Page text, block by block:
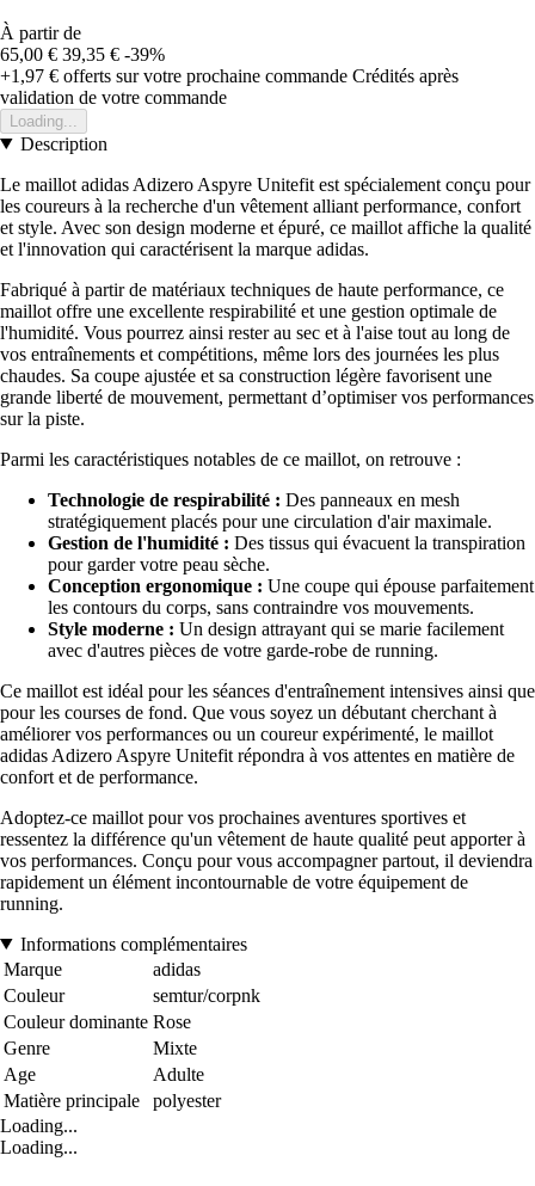
À partir de
65,00 € 39,35 € -39%
+1,97 € offerts sur votre prochaine commande Crédités après
validation de votre commande
Loading...
Description
Le maillot adidas Adizero Aspyre Unitefit est spécialement conçu pour
les coureurs à la recherche d'un vêtement alliant performance, confort
et style. Avec son design moderne et épuré, ce maillot affiche la qualité
et l'innovation qui caractérisent la marque adidas.
Fabriqué à partir de matériaux techniques de haute performance, ce
maillot offre une excellente respirabilité et une gestion optimale de
l'humidité. Vous pourrez ainsi rester au sec et à l'aise tout au long de
vos entraînements et compétitions, même lors des journées les plus
chaudes. Sa coupe ajustée et sa construction légère favorisent une
grande liberté de mouvement, permettant d’optimiser vos performances
sur la piste.
Parmi les caractéristiques notables de ce maillot, on retrouve :
Technologie de respirabilité : Des panneaux en mesh
stratégiquement placés pour une circulation d'air maximale.
Gestion de l'humidité : Des tissus qui évacuent la transpiration
pour garder votre peau sèche.
Conception ergonomique : Une coupe qui épouse parfaitement
les contours du corps, sans contraindre vos mouvements.
Style moderne : Un design attrayant qui se marie facilement
avec d'autres pièces de votre garde-robe de running.
Ce maillot est idéal pour les séances d'entraînement intensives ainsi que
pour les courses de fond. Que vous soyez un débutant cherchant à
améliorer vos performances ou un coureur expérimenté, le maillot
adidas Adizero Aspyre Unitefit répondra à vos attentes en matière de
confort et de performance.
Adoptez-ce maillot pour vos prochaines aventures sportives et
ressentez la différence qu'un vêtement de haute qualité peut apporter à
vos performances. Conçu pour vous accompagner partout, il deviendra
rapidement un élément incontournable de votre équipement de
running.
Informations complémentaires
Marque
adidas
Couleur
semtur/corpnk
Couleur dominante Rose
Genre
Mixte
Age
Adulte
Matière principale
polyester
Loading...
Loading...